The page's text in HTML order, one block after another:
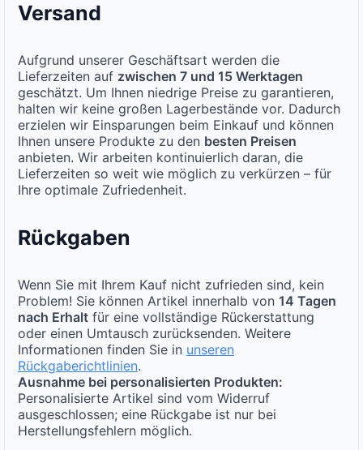
Versand
Aufgrund unserer Geschäftsart werden die
Lieferzeiten auf zwischen 7 und 15 Werktagen
geschätzt. Um Ihnen niedrige Preise zu garantieren,
halten wir keine großen Lagerbestände vor. Dadurch
erzielen wir Einsparungen beim Einkauf und können
Ihnen unsere Produkte zu den besten Preisen
anbieten. Wir arbeiten kontinuierlich daran, die
Lieferzeiten so weit wie möglich zu verkürzen – für
Ihre optimale Zufriedenheit.
Rückgaben
Wenn Sie mit Ihrem Kauf nicht zufrieden sind, kein
Problem! Sie können Artikel innerhalb von 14 Tagen
nach Erhalt für eine vollständige Rückerstattung
oder einen Umtausch zurücksenden. Weitere
Informationen finden Sie in unseren
Rückgaberichtlinien.
Ausnahme bei personalisierten Produkten:
Personalisierte Artikel sind vom Widerruf
ausgeschlossen; eine Rückgabe ist nur bei
Herstellungsfehlern möglich.